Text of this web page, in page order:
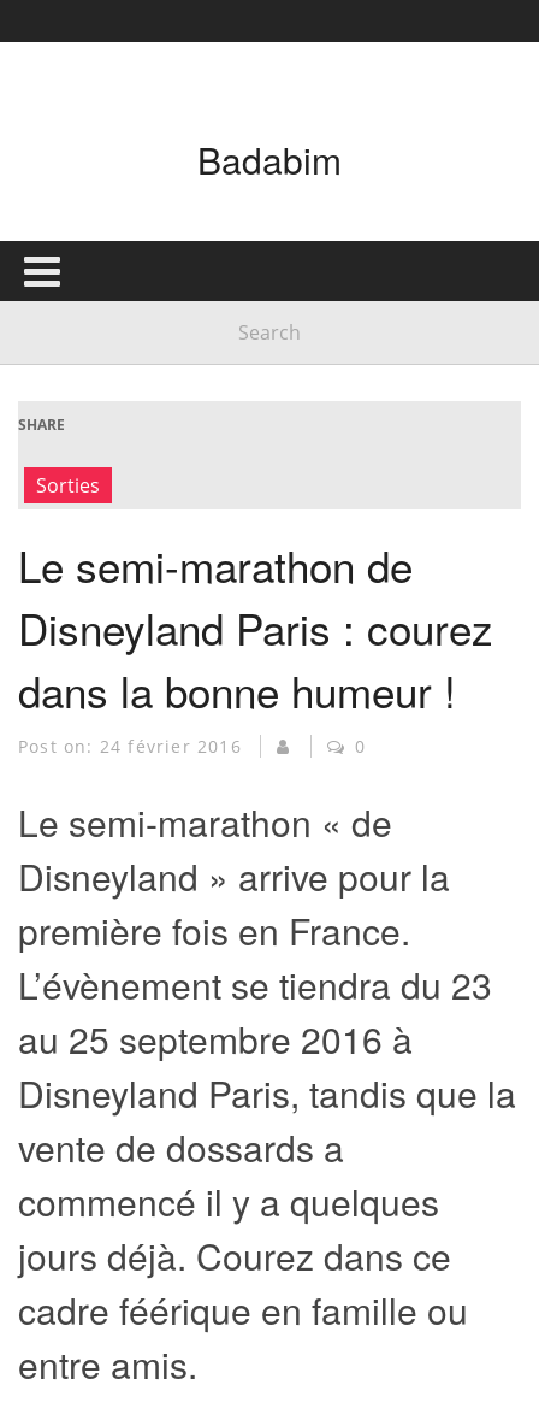
Badabim
SHARE
Sorties
Le semi-marathon de
Disneyland Paris : courez
dans la bonne humeur !
Post on: 24 février 2016 0
Le semi-marathon « de
Disneyland » arrive pour la
première fois en France.
L’évènement se tiendra du 23
au 25 septembre 2016 à
Disneyland Paris, tandis que la
vente de dossards a
commencé il y a quelques
jours déjà. Courez dans ce
cadre féérique en famille ou
entre amis.